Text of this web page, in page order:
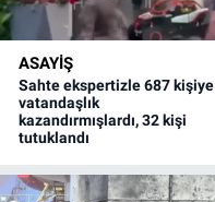
ASAYİŞ
Sahte ekspertizle 687 kişiye
vatandaşlık
kazandırmışlardı, 32 kişi
tutuklandı